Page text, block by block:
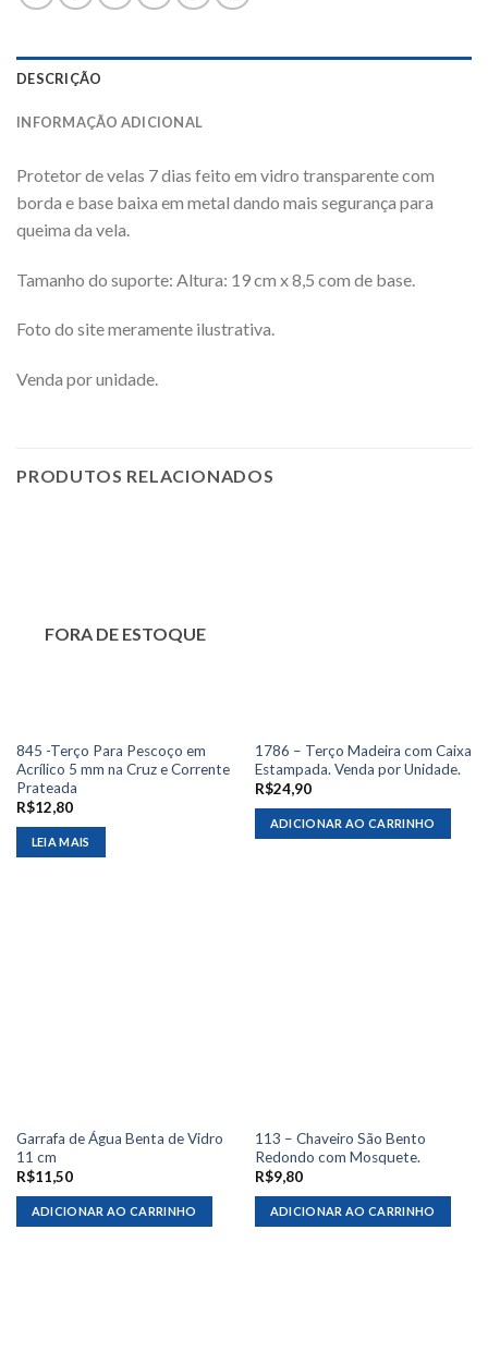
DESCRIÇÃO
INFORMAÇÃO ADICIONAL
Protetor de velas 7 dias feito em vidro transparente com
borda e base baixa em metal dando mais segurança para
queima da vela.
Tamanho do suporte: Altura: 19 cm x 8,5 com de base.
Foto do site meramente ilustrativa.
Venda por unidade.
PRODUTOS RELACIONADOS
FORA DE ESTOQUE
845 -Terço Para Pescoço em
Acrílico 5 mm na Cruz e Corrente
Prateada
R$12,80
LEIA MAIS
1786 – Terço Madeira com Caixa
Estampada. Venda por Unidade.
R$24,90
ADICIONAR AO CARRINHO
Garrafa de Água Benta de Vidro
11 cm
R$11,50
ADICIONAR AO CARRINHO
113 – Chaveiro São Bento
Redondo com Mosquete.
R$9,80
ADICIONAR AO CARRINHO